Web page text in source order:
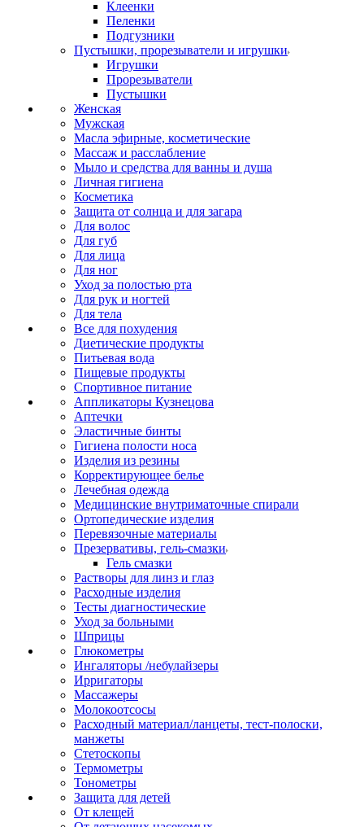
Клеенки
Пеленки
Подгузники
Пустышки, прорезыватели и игрушки
Игрушки
Прорезыватели
Пустышки
Женская
Мужская
Масла эфирные, косметические
Массаж и расслабление
Мыло и средства для ванны и душа
Личная гигиена
Косметика
Защита от солнца и для загара
Для волос
Для губ
Для лица
Для ног
Уход за полостью рта
Для рук и ногтей
Для тела
Все для похудения
Диетические продукты
Питьевая вода
Пищевые продукты
Спортивное питание
Аппликаторы Кузнецова
Аптечки
Эластичные бинты
Гигиена полости носа
Изделия из резины
Корректирующее белье
Лечебная одежда
Медицинские внутриматочные спирали
Ортопедические изделия
Перевязочные материалы
Презервативы, гель-смазки
Гель смазки
Растворы для линз и глаз
Расходные изделия
Тесты диагностические
Уход за больными
Шприцы
Глюкометры
Ингаляторы /небулайзеры
Ирригаторы
Массажеры
Молокоотсосы
Расходный материал/ланцеты, тест-полоски,
манжеты
Стетоскопы
Термометры
Тонометры
Защита для детей
От клещей